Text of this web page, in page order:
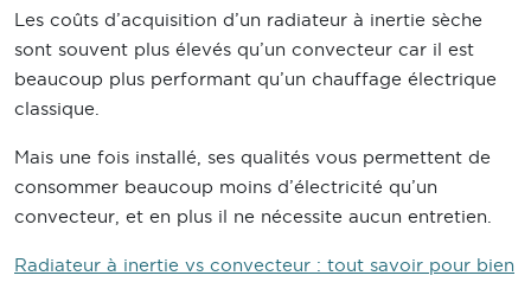
Les coûts d’acquisition d’un radiateur à inertie sèche
sont souvent plus élevés qu’un convecteur car il est
beaucoup plus performant qu’un chauffage électrique
classique.
Mais une fois installé, ses qualités vous permettent de
consommer beaucoup moins d’électricité qu’un
convecteur, et en plus il ne nécessite aucun entretien.
Radiateur à inertie vs convecteur : tout savoir pour bien